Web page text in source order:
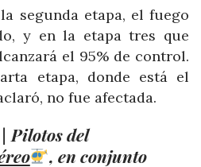
segunda etapa, el fuego
y en la etapa tres que
el 95% de control.
etapa, donde está el
no fue afectada.
| Pilotos del
, en conjunto